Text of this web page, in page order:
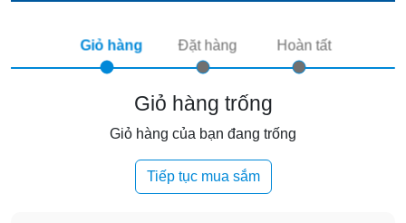
Giỏ hàng Đặt hàng Hoàn tất
Giỏ hàng trống
Giỏ hàng của bạn đang trống
Tiếp tục mua sắm